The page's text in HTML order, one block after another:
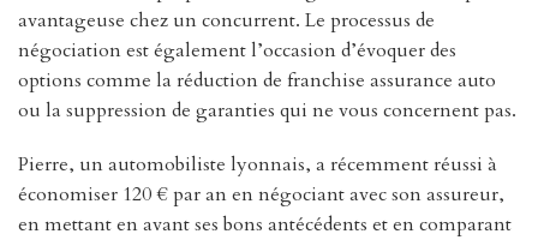
avantageuse chez un concurrent. Le processus de
négociation est également l’occasion d’évoquer des
options comme la réduction de franchise assurance auto
ou la suppression de garanties qui ne vous concernent pas.
Pierre, un automobiliste lyonnais, a récemment réussi à
économiser 120 € par an en négociant avec son assureur,
en mettant en avant ses bons antécédents et en comparant